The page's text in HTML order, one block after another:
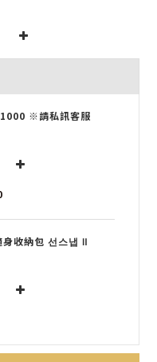
※請私訊客服
收納包 선스냅 Ⅱ